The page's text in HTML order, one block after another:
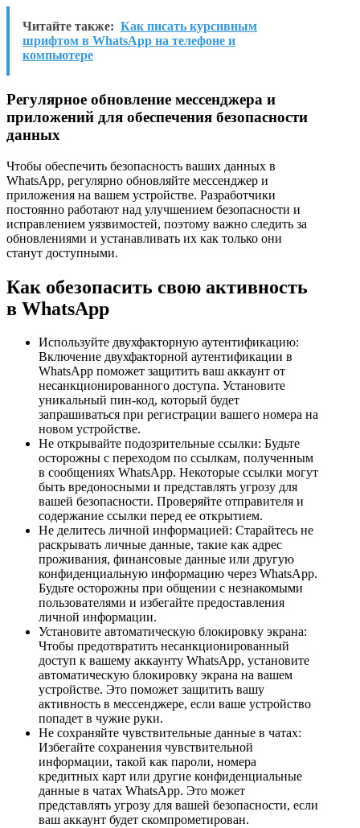
Читайте также: Как писать курсивным
шрифтом в WhatsApp на телефоне и
компьютере
Регулярное обновление мессенджера и
приложений для обеспечения безопасности
данных
Чтобы обеспечить безопасность ваших данных в
WhatsApp, регулярно обновляйте мессенджер и
приложения на вашем устройстве. Разработчики
постоянно работают над улучшением безопасности и
исправлением уязвимостей, поэтому важно следить за
обновлениями и устанавливать их как только они
станут доступными.
Как обезопасить свою активность
в WhatsApp
Используйте двухфакторную аутентификацию:
Включение двухфакторной аутентификации в
WhatsApp поможет защитить ваш аккаунт от
несанкционированного доступа. Установите
уникальный пин-код, который будет
запрашиваться при регистрации вашего номера на
новом устройстве.
Не открывайте подозрительные ссылки: Будьте
осторожны с переходом по ссылкам, полученным
в сообщениях WhatsApp. Некоторые ссылки могут
быть вредоносными и представлять угрозу для
вашей безопасности. Проверяйте отправителя и
содержание ссылки перед ее открытием.
Не делитесь личной информацией: Старайтесь не
раскрывать личные данные, такие как адрес
проживания, финансовые данные или другую
конфиденциальную информацию через WhatsApp.
Будьте осторожны при общении с незнакомыми
пользователями и избегайте предоставления
личной информации.
Установите автоматическую блокировку экрана:
Чтобы предотвратить несанкционированный
доступ к вашему аккаунту WhatsApp, установите
автоматическую блокировку экрана на вашем
устройстве. Это поможет защитить вашу
активность в мессенджере, если ваше устройство
попадет в чужие руки.
Не сохраняйте чувствительные данные в чатах:
Избегайте сохранения чувствительной
информации, такой как пароли, номера
кредитных карт или другие конфиденциальные
данные в чатах WhatsApp. Это может
представлять угрозу для вашей безопасности, если
ваш аккаунт будет скомпрометирован.